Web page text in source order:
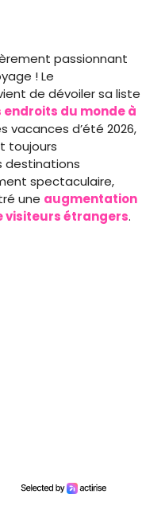
passionnant
! Le
de dévoiler sa liste
du monde à
vacances d’été 2026,
toujours
destinations
spectaculaire,
une augmentation
visiteurs étrangers.